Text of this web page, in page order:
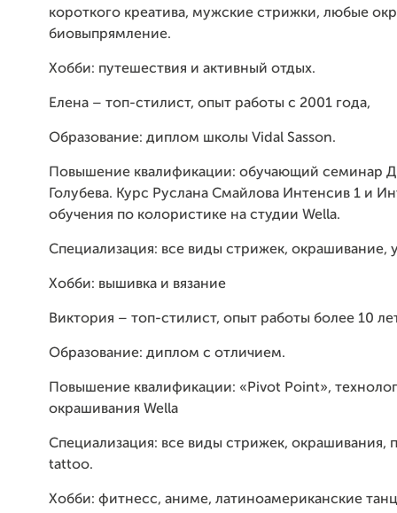
короткого креатива, мужские стрижки, любые
биовыпрямление.
Хобби: путешествия и активный отдых.
Елена – топ-стилист, опыт работы с 2001 года,
Образование: диплом школы Vidal Sasson.
Повышение квалификации: обучающий семинар
Голубева. Курс Руслана Смайлова Интенсив 1 и
обучения по колористике на студии Wella.
Специализация: все виды стрижек, окрашивание,
Хобби: вышивка и вязание
Виктория – топ-стилист, опыт работы более 10
Образование: диплом с отличием.
Повышение квалификации: «Pivot Point»,
окрашивания Wella
Специализация: все виды стрижек, окрашивания,
tattoo.
Хобби: фитнесс, аниме, латиноамериканские